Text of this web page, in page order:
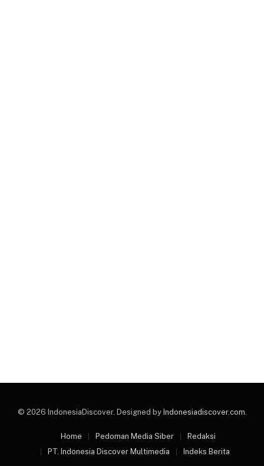
© 2026 IndonesiaDiscover. Designed by Indonesiadiscover.com.
Home Pedoman Media Siber
Redaksi
PT. Indonesia Discover Multimedia
Indeks Berita